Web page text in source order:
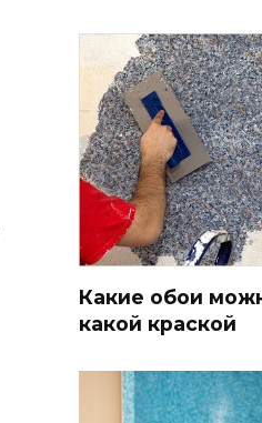
Какие обои
какой краской